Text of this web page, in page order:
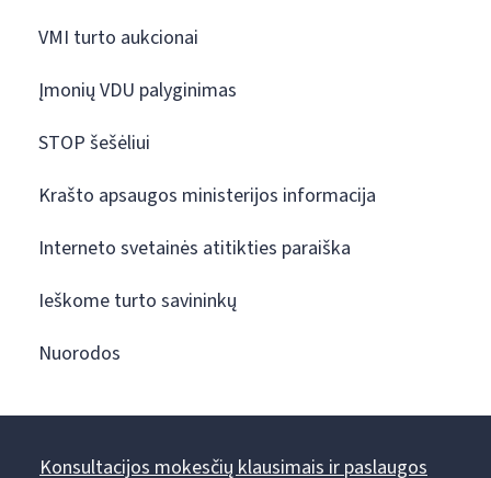
VMI turto aukcionai
Įmonių VDU palyginimas
STOP šešėliui
Krašto apsaugos ministerijos informacija
Interneto svetainės atitikties paraiška
Ieškome turto savininkų
Nuorodos
Konsultacijos mokesčių klausimais ir paslaugos